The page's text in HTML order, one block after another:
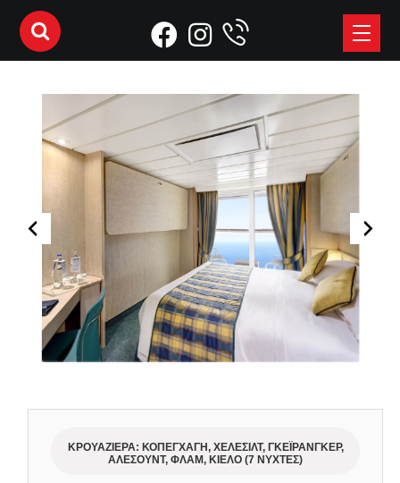
ΚΡΟΥΑΖΙΕΡΑ: ΚΟΠΕΓΧΑΓΗ, ΧΕΛΕΣΙΛΤ, ΓΚΕΪΡΑΝΓΚΕΡ,
AΛΕΣΟΥΝΤ, ΦΛΑΜ, ΚΙΕΛΟ (7 ΝΥΧΤΕΣ)